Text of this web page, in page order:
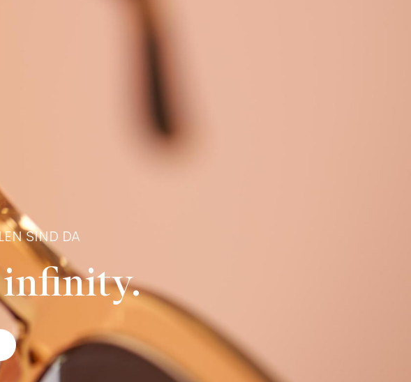
SIND DA
infinity.